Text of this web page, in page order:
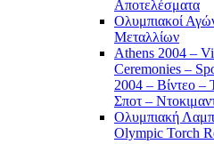
Αποτελέσματα
Ολυμπιακοί
Μεταλλίων
Athens 2004 –
Ceremonies –
2004 – Βίντεο –
Σποτ –
Ολυμπιακή
Olympic Torch